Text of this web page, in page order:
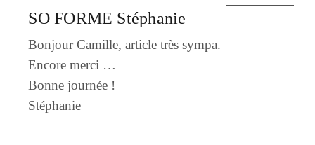
SO FORME Stéphanie
Bonjour Camille, article très sympa.
Encore merci …
Bonne journée !
Stéphanie